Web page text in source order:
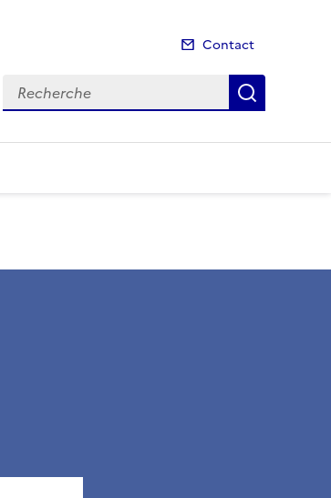
Contact
Recherche